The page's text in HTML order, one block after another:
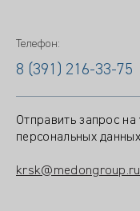
Телефон:
8 (391) 216-33-75
Отправить запрос
персональных
krsk@medongroup.ru